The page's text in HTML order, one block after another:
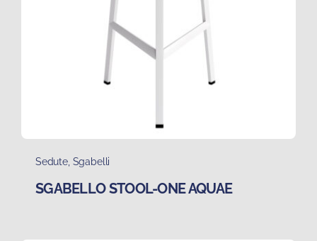
Sedute, Sgabelli
SGABELLO STOOL-ONE AQUAE